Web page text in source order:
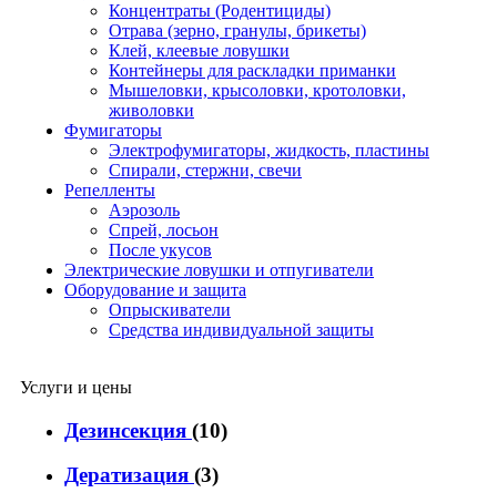
Концентраты (Родентициды)
Отрава (зерно, гранулы, брикеты)
Клей, клеевые ловушки
Контейнеры для раскладки приманки
Мышеловки, крысоловки, кротоловки,
живоловки
Фумигаторы
Электрофумигаторы, жидкость, пластины
Спирали, стержни, свечи
Репелленты
Аэрозоль
Спрей, лосьон
После укусов
Электрические ловушки и отпугиватели
Оборудование и защита
Опрыскиватели
Средства индивидуальной защиты
Услуги и цены
Дезинсекция (10)
Дератизация (3)